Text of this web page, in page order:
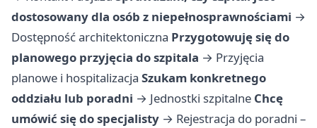
dostosowany dla osób z niepełnosprawnościami →
Dostępność architektoniczna Przygotowuję się do
planowego przyjęcia do szpitala → Przyjęcia
planowe i hospitalizacja Szukam konkretnego
oddziału lub poradni → Jednostki szpitalne Chcę
umówić się do specjalisty → Rejestracja do poradni –